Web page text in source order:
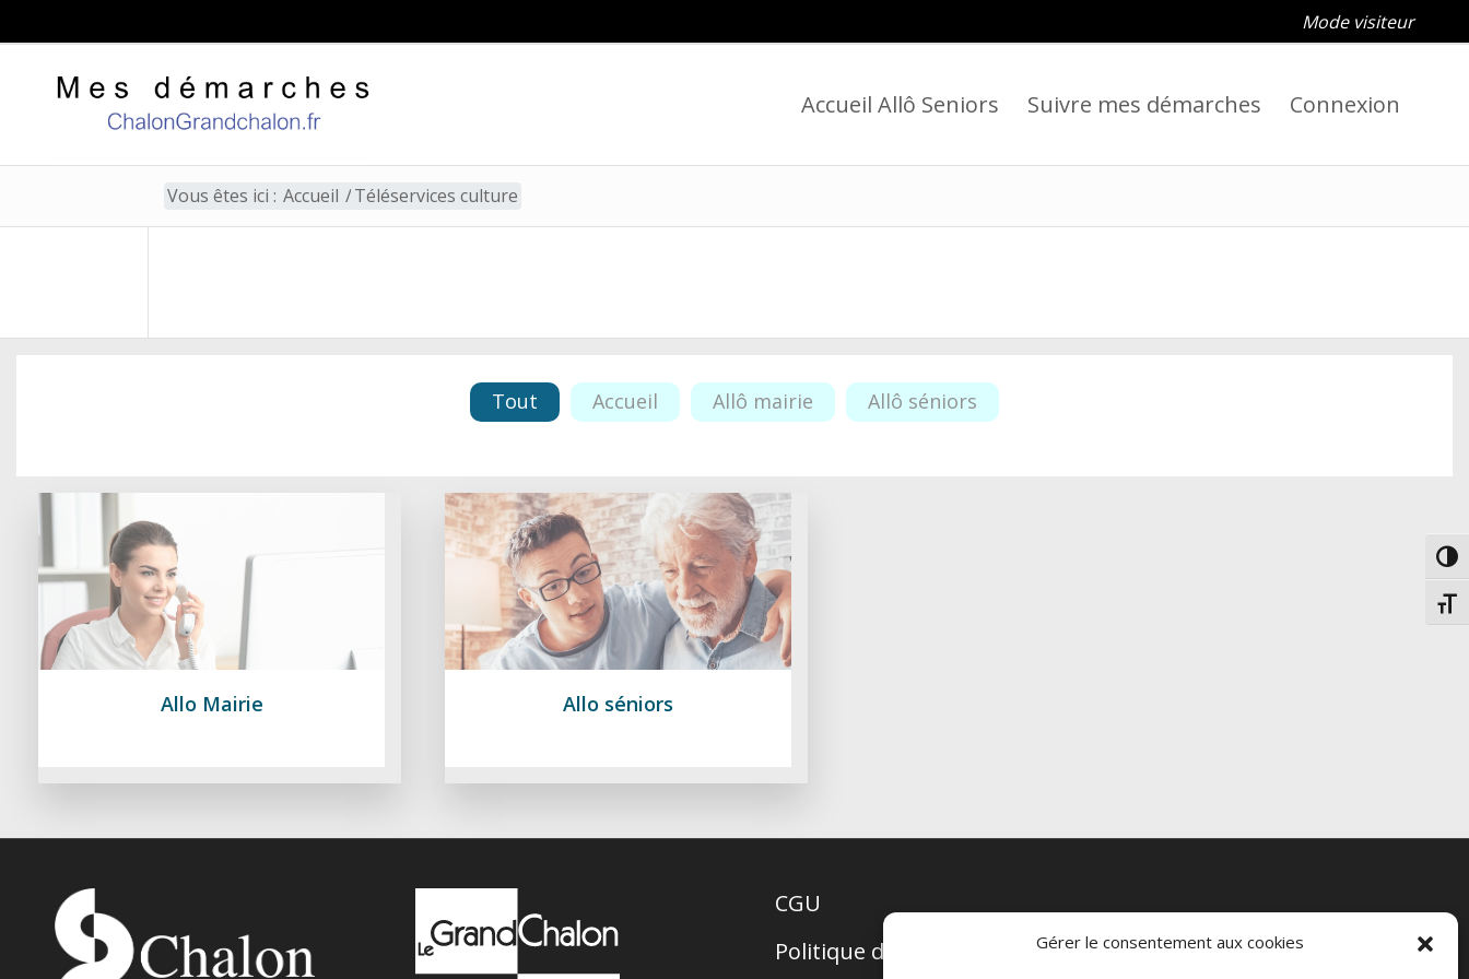
Mode visiteur
Accueil Allô Seniors Suivre mes démarches Connexion
Vous êtes ici : Accueil /Téléservices culture
Tout Accueil Allô mairie Allô séniors
Allo Mairie Allo séniors
CGU
Politique de confidentialitéGérer le consentement aux cookies